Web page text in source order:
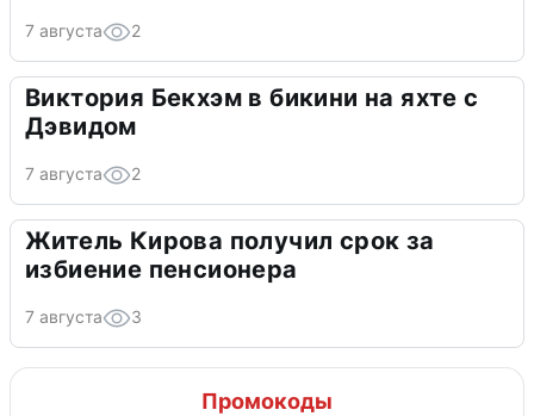
7 августа 2
Виктория Бекхэм в бикини на яхте с
Дэвидом
7 августа 2
Житель Кирова получил срок за
избиение пенсионера
7 августа 3
Промокоды